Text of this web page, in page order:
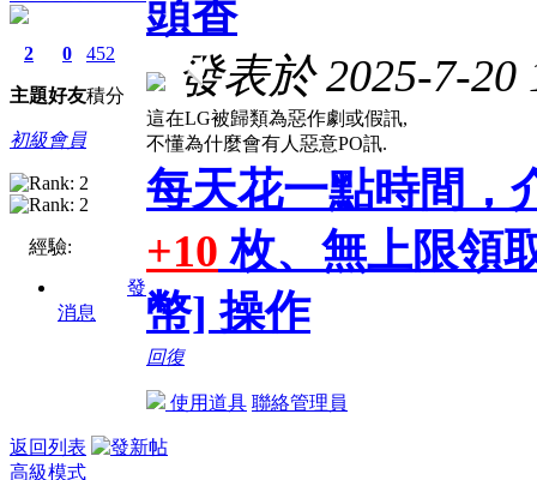
2
主題
0
好友
452
積分
初級會員
經驗:
發
消息
頭香
發表於 2025-7-20
這在LG被歸類為惡作劇或假訊,
不懂為什麼會有人惡意PO訊.
每天花一點時間，
+10 枚、無上限領
幣] 操作
回復
使用道具 聯絡管理員
返回列表
高級模式